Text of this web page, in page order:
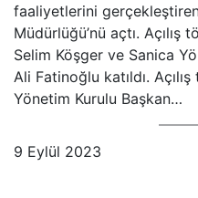
faaliyetlerini
Müdürlüğü’nü açtı. Açılış
Selim Köşger ve Sanica
Ali Fatinoğlu katıldı.
Yönetim Kurulu Başkan…
9 Eylül 2023